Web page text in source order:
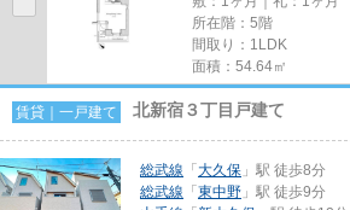
所在階：5階
間取り：1LDK
面積：54.64㎡
賃貸｜一戸建て 北新宿３丁目戸建て
総武線 「 大久保 」駅 徒歩8分
総武線 「 東中野 」駅 徒歩9分